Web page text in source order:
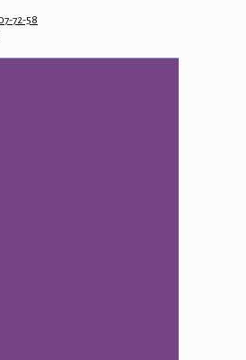
72-58